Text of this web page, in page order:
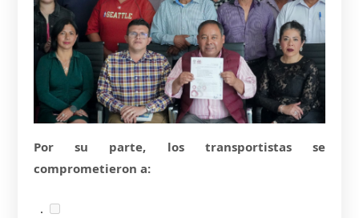
Por su parte, los transportistas se
comprometieron a: